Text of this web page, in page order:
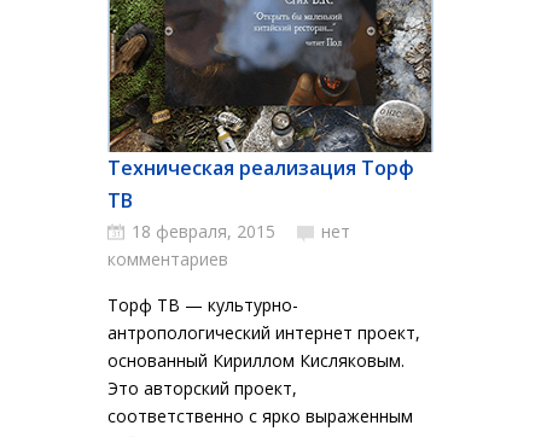
Техническая реализация Торф
ТВ
18 февраля, 2015
нет
комментариев
Торф ТВ — культурно-
антропологический интернет проект,
основанный Кириллом Кисляковым.
Это авторский проект,
соответственно с ярко выраженным